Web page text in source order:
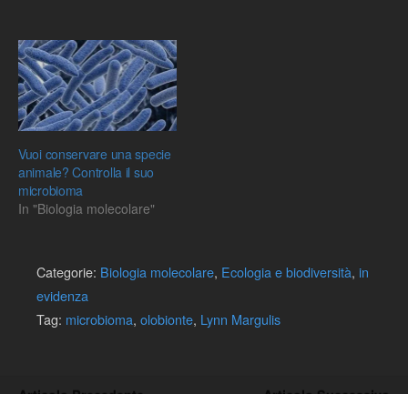
Vuoi conservare una specie
animale? Controlla il suo
microbioma
In "Biologia molecolare"
Categorie: Biologia molecolare, Ecologia e biodiversità, in
evidenza
Tag: microbioma, olobionte, Lynn Margulis